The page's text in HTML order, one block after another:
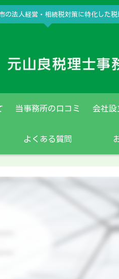
の法人経営・相続税対策に特化した税
当事務所の口コミ 会社
よくある質問